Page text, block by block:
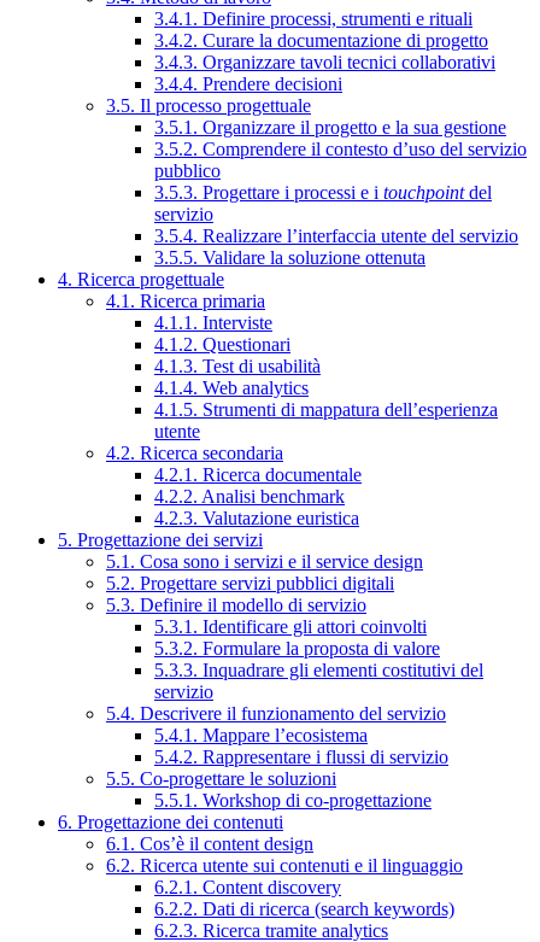
3.4.1. Definire processi, strumenti e rituali
3.4.2. Curare la documentazione di progetto
3.4.3. Organizzare tavoli tecnici collaborativi
3.4.4. Prendere decisioni
3.5. Il processo progettuale
3.5.1. Organizzare il progetto e la sua gestione
3.5.2. Comprendere il contesto d’uso del servizio
pubblico
3.5.3. Progettare i processi e i touchpointdel
servizio
3.5.4. Realizzare l’interfaccia utente del servizio
3.5.5. Validare la soluzione ottenuta
4. Ricerca progettuale
4.1. Ricerca primaria
4.1.1. Interviste
4.1.2. Questionari
4.1.3. Test di usabilità
4.1.4. Web analytics
4.1.5. Strumenti di mappatura dell’esperienza
utente
4.2. Ricerca secondaria
4.2.1. Ricerca documentale
4.2.2. Analisi benchmark
4.2.3. Valutazione euristica
5. Progettazione dei servizi
5.1. Cosa sono i servizi e il service design
5.2. Progettare servizi pubblici digitali
5.3. Definire il modello di servizio
5.3.1. Identificare gli attori coinvolti
5.3.2. Formulare la proposta di valore
5.3.3. Inquadrare gli elementi costitutivi del
servizio
5.4. Descrivere il funzionamento del servizio
5.4.1. Mappare l’ecosistema
5.4.2. Rappresentare i flussi di servizio
5.5. Co-progettare le soluzioni
5.5.1. Workshop di co-progettazione
6. Progettazione dei contenuti
6.1. Cos’è il content design
6.2. Ricerca utente sui contenuti e il linguaggio
6.2.1. Content discovery
6.2.2. Dati di ricerca (search keywords)
6.2.3. Ricerca tramite analytics